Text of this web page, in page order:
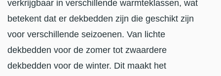
verkrijgbaar in verschillende warmteklassen, wat
betekent dat er dekbedden zijn die geschikt zijn
voor verschillende seizoenen. Van lichte
dekbedden voor de zomer tot zwaardere
dekbedden voor de winter. Dit maakt het